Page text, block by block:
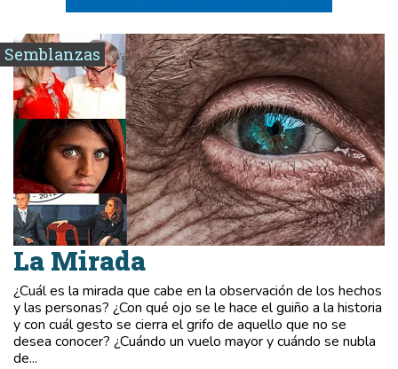
Semblanzas
La Mirada
¿Cuál es la mirada que cabe en la observación de los hechos
y las personas? ¿Con qué ojo se le hace el guiño a la historia
y con cuál gesto se cierra el grifo de aquello que no se
desea conocer? ¿Cuándo un vuelo mayor y cuándo se nubla
de...